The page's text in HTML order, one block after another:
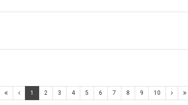
1 2 3 4 5 6 7 8 9 10